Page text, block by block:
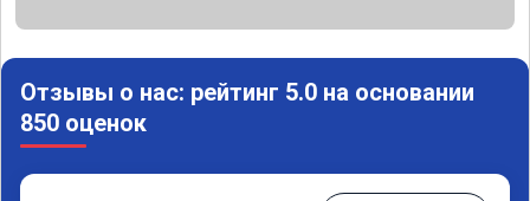
Отзывы о нас: рейтинг 5.0 на основании
850 оценок